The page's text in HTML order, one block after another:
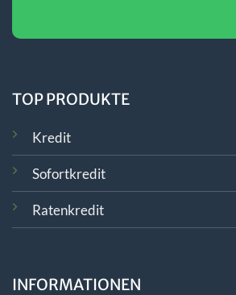
TOP PRODUKTE
Kredit
Sofortkredit
Ratenkredit
INFORMATIONEN